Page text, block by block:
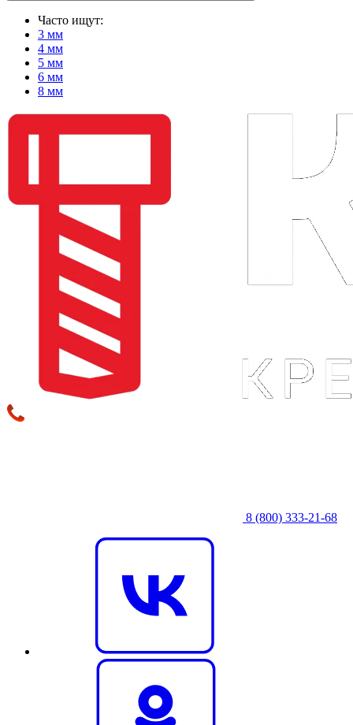
Часто ищут:
3 мм
4 мм
5 мм
6 мм
8 мм
8 (800) 333‑21-68